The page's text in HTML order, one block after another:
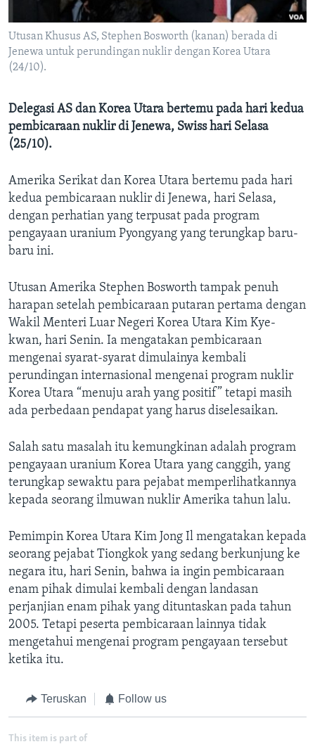
Utusan Khusus AS, Stephen Bosworth (kanan) berada di
Jenewa untuk perundingan nuklir dengan Korea Utara
(24/10).
Delegasi AS dan Korea Utara bertemu pada hari kedua
pembicaraan nuklir di Jenewa, Swiss hari Selasa
(25/10).
Amerika Serikat dan Korea Utara bertemu pada hari
kedua pembicaraan nuklir di Jenewa, hari Selasa,
dengan perhatian yang terpusat pada program
pengayaan uranium Pyongyang yang terungkap baru-
baru ini.
Utusan Amerika Stephen Bosworth tampak penuh
harapan setelah pembicaraan putaran pertama dengan
Wakil Menteri Luar Negeri Korea Utara Kim Kye-
kwan, hari Senin. Ia mengatakan pembicaraan
mengenai syarat-syarat dimulainya kembali
perundingan internasional mengenai program nuklir
Korea Utara “menuju arah yang positif” tetapi masih
ada perbedaan pendapat yang harus diselesaikan.
Salah satu masalah itu kemungkinan adalah program
pengayaan uranium Korea Utara yang canggih, yang
terungkap sewaktu para pejabat memperlihatkannya
kepada seorang ilmuwan nuklir Amerika tahun lalu.
Pemimpin Korea Utara Kim Jong Il mengatakan kepada
seorang pejabat Tiongkok yang sedang berkunjung ke
negara itu, hari Senin, bahwa ia ingin pembicaraan
enam pihak dimulai kembali dengan landasan
perjanjian enam pihak yang dituntaskan pada tahun
2005. Tetapi peserta pembicaraan lainnya tidak
mengetahui mengenai program pengayaan tersebut
ketika itu.
Teruskan Follow us
This item is part of